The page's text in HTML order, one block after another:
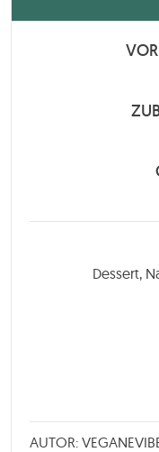
Dessert,
AUTOR: